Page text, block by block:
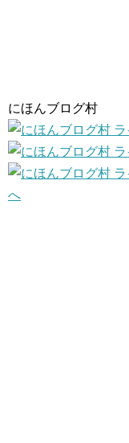
にほんブログ村